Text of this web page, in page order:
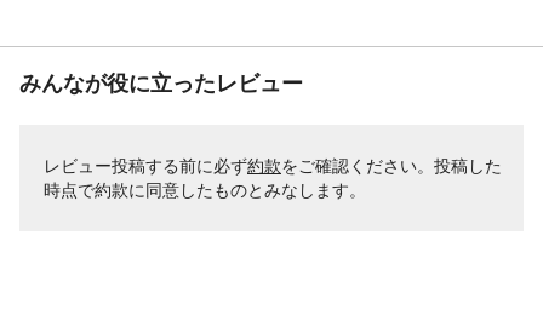
みんなが役に立ったレビュー
レビュー投稿する前に必ず約款をご確認ください。投稿した
時点で約款に同意したものとみなします。